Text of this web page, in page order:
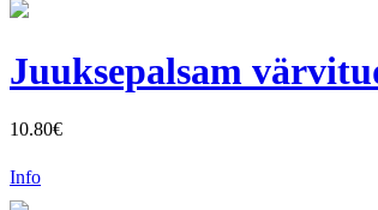
Juuksepalsam
10.80€
Info